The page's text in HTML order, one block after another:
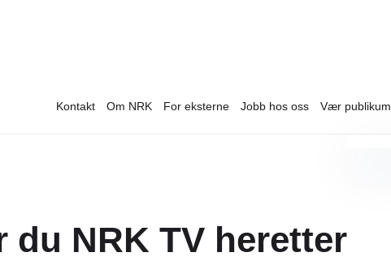
Kontakt Om NRK For eksterne Jobb hos oss Vær publikum
du NRK TV heretter